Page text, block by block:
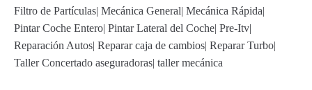
Filtro de Partículas| Mecánica General| Mecánica Rápida|
Pintar Coche Entero| Pintar Lateral del Coche| Pre-Itv|
Reparación Autos| Reparar caja de cambios| Reparar Turbo|
Taller Concertado aseguradoras| taller mecánica